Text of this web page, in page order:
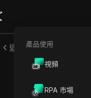
產品使用
視頻
RPA 市場
返回